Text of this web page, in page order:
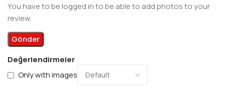
Değerlendirmeler
Only with images
You have to be logged in to be able to add photos to your
review.